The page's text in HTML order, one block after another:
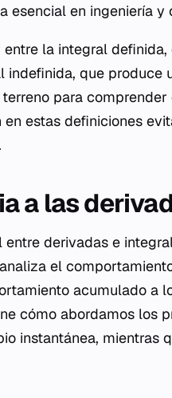
esencial en ingeniería y
la integral
indefinida, que produce
para
estas definiciones
a las
derivadas e
el
acumulado a
cómo abordamos los
instantánea, mientras